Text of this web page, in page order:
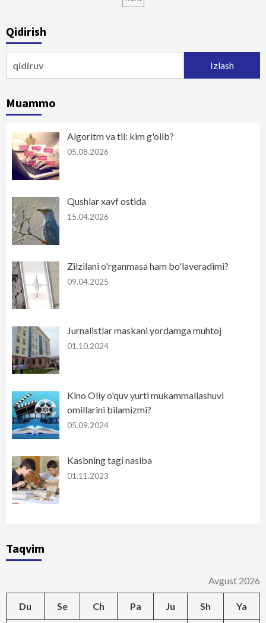
Qidirish
Muammo
Algoritm va til: kim g'olib?
05.08.2026
Qushlar xavf ostida
15.04.2026
Zilzilani o'rganmasa ham bo'laveradimi?
09.04.2025
Jurnalistlar maskani yordamga muhtoj
01.10.2024
Kino Oliy o'quv yurti mukammallashuvi
omillarini bilamizmi?
05.09.2024
Kasbning tagi nasiba
01.11.2023
Taqvim
Avgust 2026
Du Se Ch Pa Ju Sh Ya